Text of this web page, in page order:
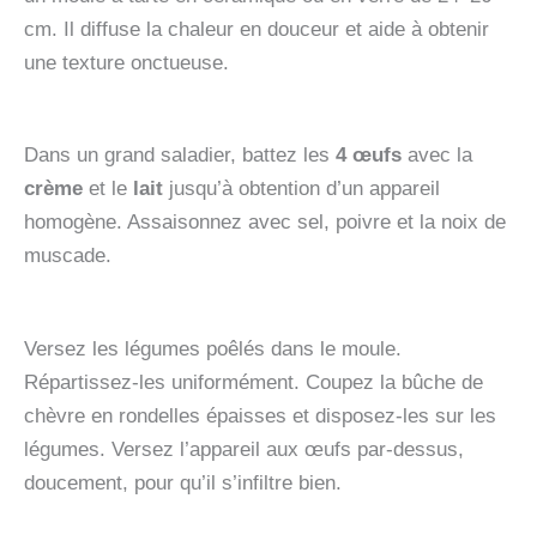
cm. Il diffuse la chaleur en douceur et aide à obtenir
une texture onctueuse.
Dans un grand saladier, battez les 4 œufs avec la
crème et le lait jusqu’à obtention d’un appareil
homogène. Assaisonnez avec sel, poivre et la noix de
muscade.
Versez les légumes poêlés dans le moule.
Répartissez-les uniformément. Coupez la bûche de
chèvre en rondelles épaisses et disposez-les sur les
légumes. Versez l’appareil aux œufs par-dessus,
doucement, pour qu’il s’infiltre bien.